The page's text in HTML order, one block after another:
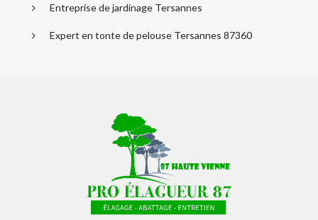
Entreprise de jardinage Tersannes
Expert en tonte de pelouse Tersannes 87360